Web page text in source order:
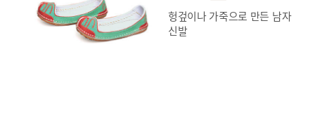
헝겊이나 가죽으로 만든 남자
신발